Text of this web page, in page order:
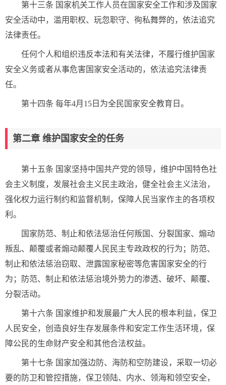
第十三条 国家机关工作人员在国家安全工作和涉及国家
安全活动中，滥用职权、玩忽职守、徇私舞弊的，依法追究
法律责任。
任何个人和组织违反本法和有关法律，不履行维护国家
安全义务或者从事危害国家安全活动的，依法追究法律责
任。
第十四条 每年4月15日为全民国家安全教育日。
第二章 维护国家安全的任务
第十五条 国家坚持中国共产党的领导，维护中国特色社
会主义制度，发展社会主义民主政治，健全社会主义法治，
强化权力运行制约和监督机制，保障人民当家作主的各项权
利。
国家防范、制止和依法惩治任何叛国、分裂国家、煽动
叛乱、颠覆或者煽动颠覆人民民主专政政权的行为；防范、
制止和依法惩治窃取、泄露国家秘密等危害国家安全的行
为；防范、制止和依法惩治境外势力的渗透、破坏、颠覆、
分裂活动。
第十六条 国家维护和发展最广大人民的根本利益，保卫
人民安全，创造良好生存发展条件和安定工作生活环境，保
障公民的生命财产安全和其他合法权益。
第十七条 国家加强边防、海防和空防建设，采取一切必
要的防卫和管控措施，保卫领陆、内水、领海和领空安全，